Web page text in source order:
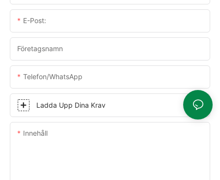
E-Post:
Företagsnamn
Telefon/WhatsApp
Ladda Upp Dina Krav
Innehåll